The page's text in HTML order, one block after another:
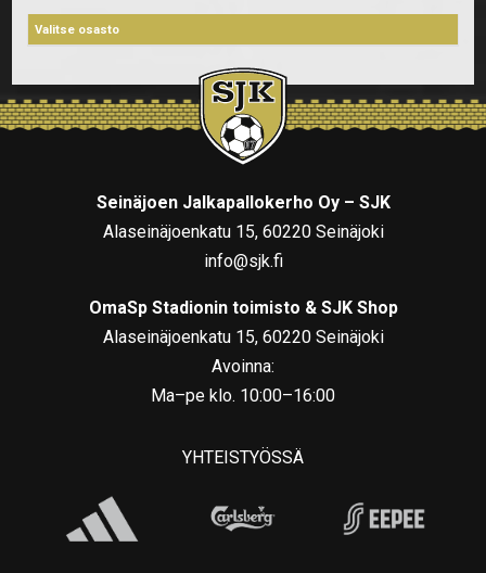
Seinäjoen Jalkapallokerho Oy – SJK
Alaseinäjoenkatu 15, 60220 Seinäjoki
info@sjk.fi
OmaSp Stadionin toimisto & SJK Shop
Alaseinäjoenkatu 15, 60220 Seinäjoki
Avoinna:
Ma–pe klo. 10:00–16:00
YHTEISTYÖSSÄ